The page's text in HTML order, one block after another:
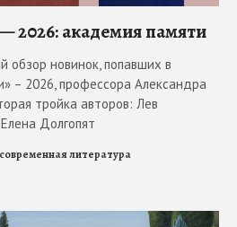
2026: академия памяти
обзор новинок, попавших в
– 2026, профессора Александра
тройка авторов: Лев
Долгопят
современная литература